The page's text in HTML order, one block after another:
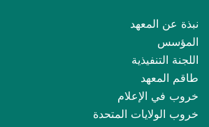
نبذة عن المعهد
المؤسس
اللجنة التنفيذية
طاقم المعهد
خروب في الإعلام
خروب الولايات المتحدة